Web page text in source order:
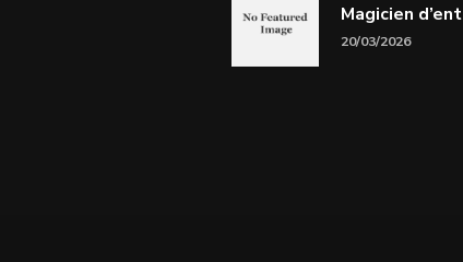
Magicien
20/03/2026